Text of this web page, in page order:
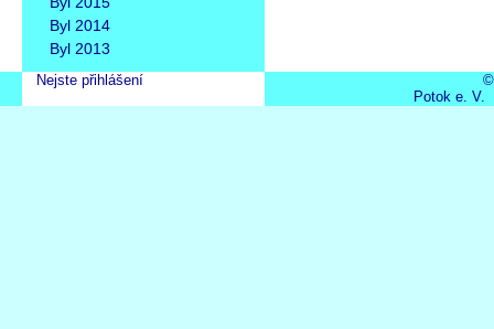
Byl 2014
Byl 2013
Nejste přihlášení
©
Potok e. V.